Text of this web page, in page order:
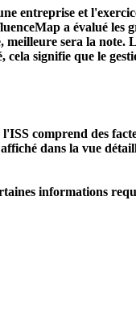
entreprise et
a évalué les
sera la note.
signifie que le
comprend des
dans la vue
informations